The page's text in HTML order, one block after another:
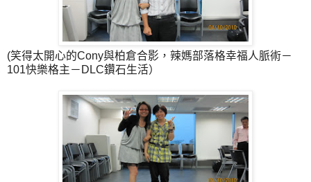
(笑得太開心的Cony與柏倉合影，辣媽部落格幸福人脈術－
101快樂格主－DLC鑽石生活）